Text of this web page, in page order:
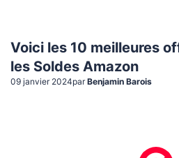
Voici les 10 meilleures
les Soldes Amazon
09 janvier 2024par Benjamin Barois